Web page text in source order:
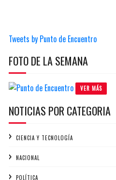
Tweets by Punto de Encuentro
FOTO DE LA SEMANA
VER MÁS
NOTICIAS POR CATEGORIA
CIENCIA Y TECNOLOGÍA
NACIONAL
POLÍTICA